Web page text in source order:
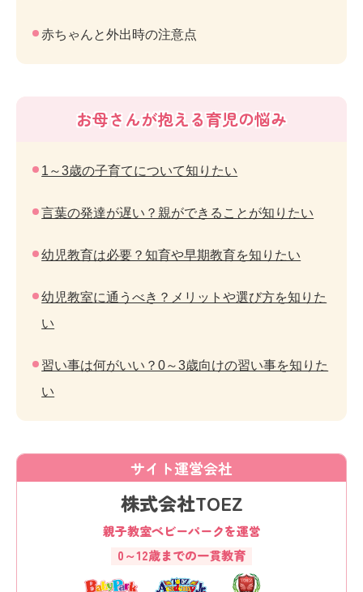
赤ちゃんと外出時の注意点
お母さんが抱える育児の悩み
1～3歳の子育てについて知りたい
言葉の発達が遅い？親ができることが知りたい
幼児教育は必要？知育や早期教育を知りたい
幼児教室に通うべき？メリットや選び方を知りた
い
習い事は何がいい？0～3歳向けの習い事を知りた
い
サイト運営会社
株式会社TOEZ
親子教室ベビーパークを運営
0～12歳までの一貫教育